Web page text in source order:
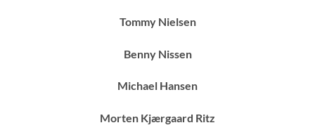
Tommy Nielsen
Benny Nissen
Michael Hansen
Morten Kjærgaard Ritz